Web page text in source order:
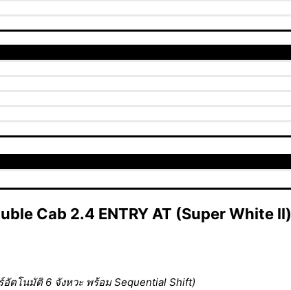
Cab 2.4 ENTRY AT (Super White ll)
อัตโนมัติ 6 จังหวะ พร้อม Sequential Shift)